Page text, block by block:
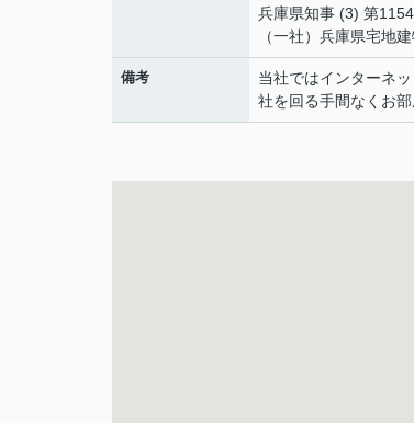
兵庫県知事 (3) 第
（一社）兵庫県宅地
備考
当社ではインターネ
社を回る手間なくお